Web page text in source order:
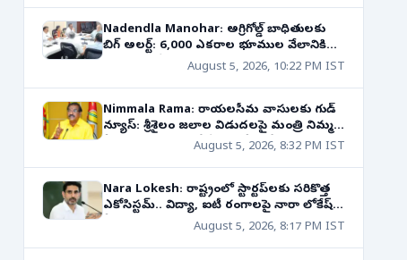
Nadendla Manohar: అగ్రిగోల్డ్ బాధితులకు
బిగ్ అలర్ట్: 6,000 ఎకరాల భూముల వేలానికి
సిఐడికి ఆదేశాలు!August 5, 2026, 10:22 PM IST
Nimmala Rama: రాయలసీమ వాసులకు గుడ్
న్యూస్: శ్రీశైలం జలాల విడుదలపై మంత్రి నిమ్మల
కీలక ప్రకటన! రాబోయే 10 రోజుల్లో..
August 5, 2026, 8:32 PM IST
Nara Lokesh: రాష్ట్రంలో స్టార్టప్‌లకు సరికొత్త
ఎకోసిస్టమ్.. విద్యా, ఐటీ రంగాలపై నారా లోకేష్
August 5, 2026, 8:17 PM IST